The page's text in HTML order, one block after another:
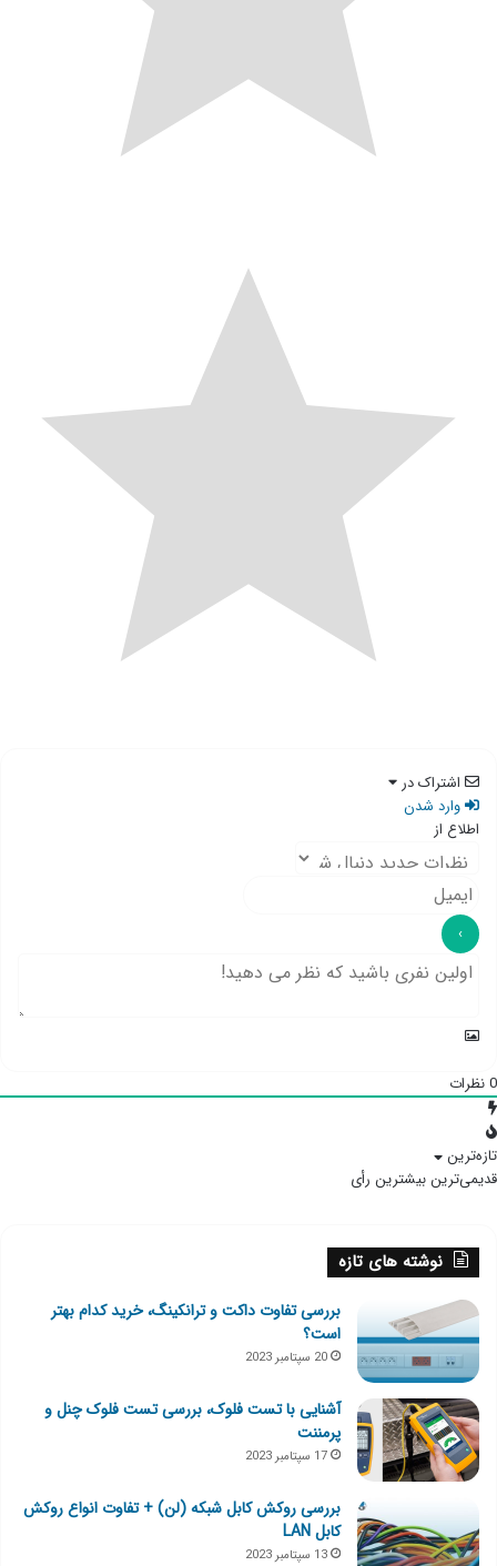
اشتراک در
وارد شدن
اطلاع از
0نظرات
تازه‌ترین
قدیمی‌ترینبیشترین رأی
نوشته های تازه
بررسی تفاوت داکت و ترانکینگ، خرید کدام بهتر
است؟
20 سپتامبر 2023
آشنایی با تست فلوک، بررسی تست فلوک چنل و
پرمننت
17 سپتامبر 2023
بررسی روکش کابل شبکه (لن) + تفاوت انواع روکش
کابل LAN
13 سپتامبر 2023